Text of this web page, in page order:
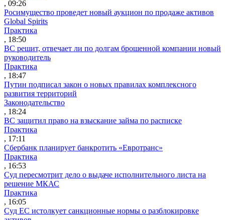
, 09:26
Росимущество проведет новый аукцион по продаже активов
Global Spirits
Практика
, 18:50
ВС решит, отвечает ли по долгам брошенной компании новый
руководитель
Практика
, 18:47
Путин подписал закон о новых правилах комплексного
развития территорий
Законодательство
, 18:24
ВС защитил право на взыскание займа по расписке
Практика
, 17:11
Сбербанк планирует банкротить «Евротранс»
Практика
, 16:53
Суд пересмотрит дело о выдаче исполнительного листа на
решение МКАС
Практика
, 16:05
Суд ЕС истолкует санкционные нормы о разблокировке